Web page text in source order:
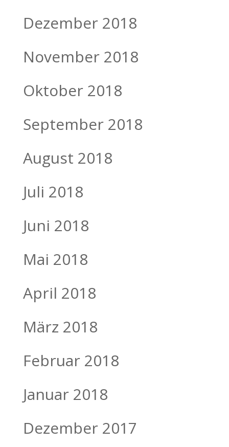
Dezember 2018
November 2018
Oktober 2018
September 2018
August 2018
Juli 2018
Juni 2018
Mai 2018
April 2018
März 2018
Februar 2018
Januar 2018
Dezember 2017